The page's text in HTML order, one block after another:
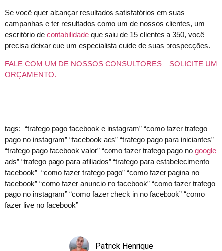
Se você quer alcançar resultados satisfatórios em suas
campanhas e ter resultados como um de nossos clientes, um
escritório de contabilidade que saiu de 15 clientes a 350, você
precisa deixar que um especialista cuide de suas prospecções.
FALE COM UM DE NOSSOS CONSULTORES – SOLICITE UM
ORÇAMENTO.
tags: “trafego pago facebook e instagram” “como fazer trafego
pago no instagram” “facebook ads” “trafego pago para iniciantes”
“trafego pago facebook valor” “como fazer trafego pago no google
ads” “trafego pago para afiliados” “trafego para estabelecimento
facebook” “como fazer trafego pago” “como fazer pagina no
facebook” “como fazer anuncio no facebook” “como fazer trafego
pago no instagram” “como fazer check in no facebook” “como
fazer live no facebook”
Patrick Henrique